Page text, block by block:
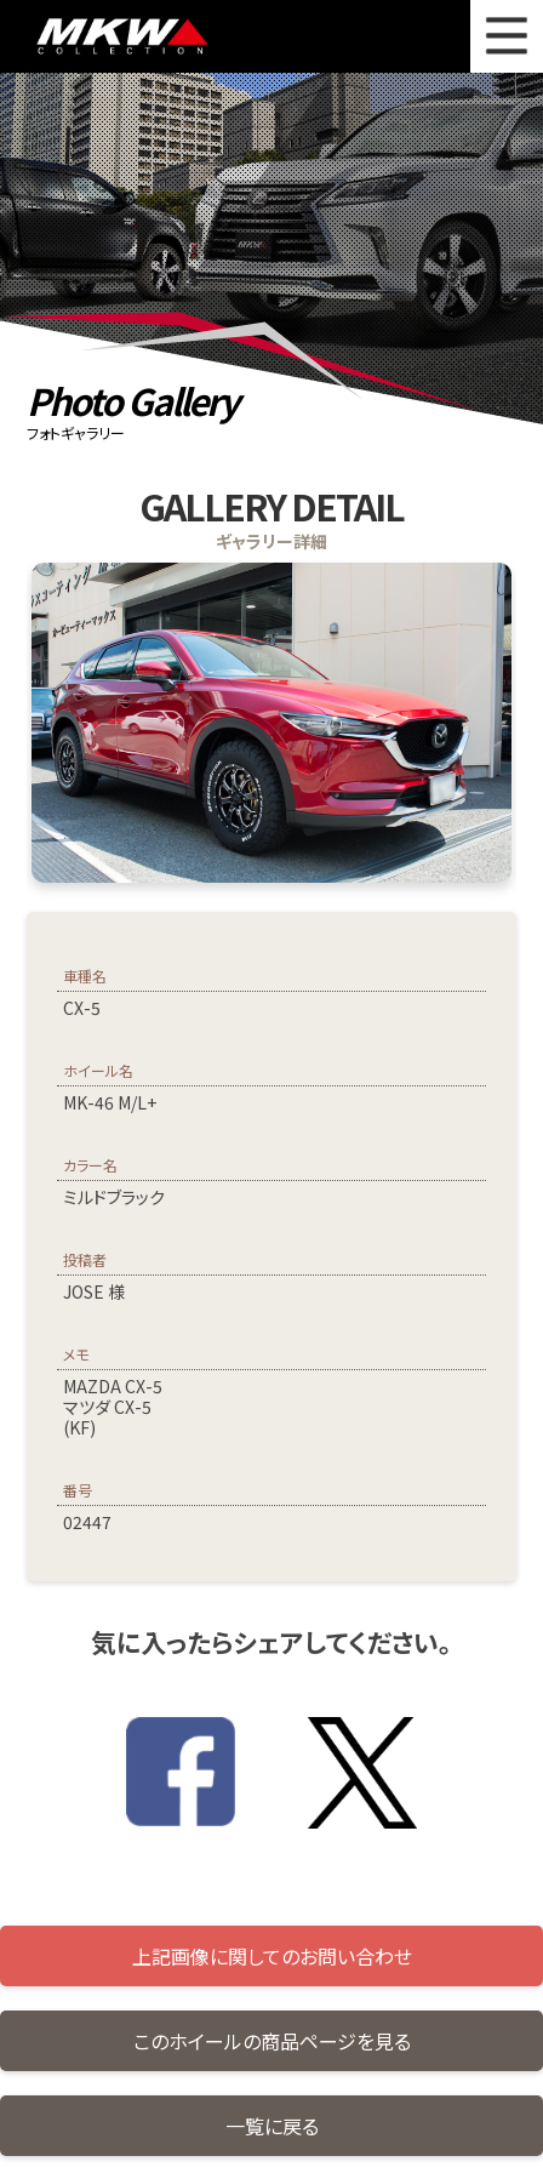
WHAT'S NEW ニュース
WHEEL LINEUP ホイールラインナップ
OTHER PRODUCT 関連製品
PHOTO GALLERY フォトギャラリー
カタログ請求
PRIVACY POLICY 個人情報保護方針
Photo Gallery
フォトギャラリー
GALLERY DETAIL
ギャラリー詳細
車種名
CX-5
ホイール名
MK-46 M/L+
カラー名
ミルドブラック
投稿者
JOSE 様
メモ
MAZDA CX-5
マツダ CX-5
(KF)
番号
02447
気に入ったらシェアしてください。
上記画像に関してのお問い合わせ
このホイールの商品ページを見る
一覧に戻る